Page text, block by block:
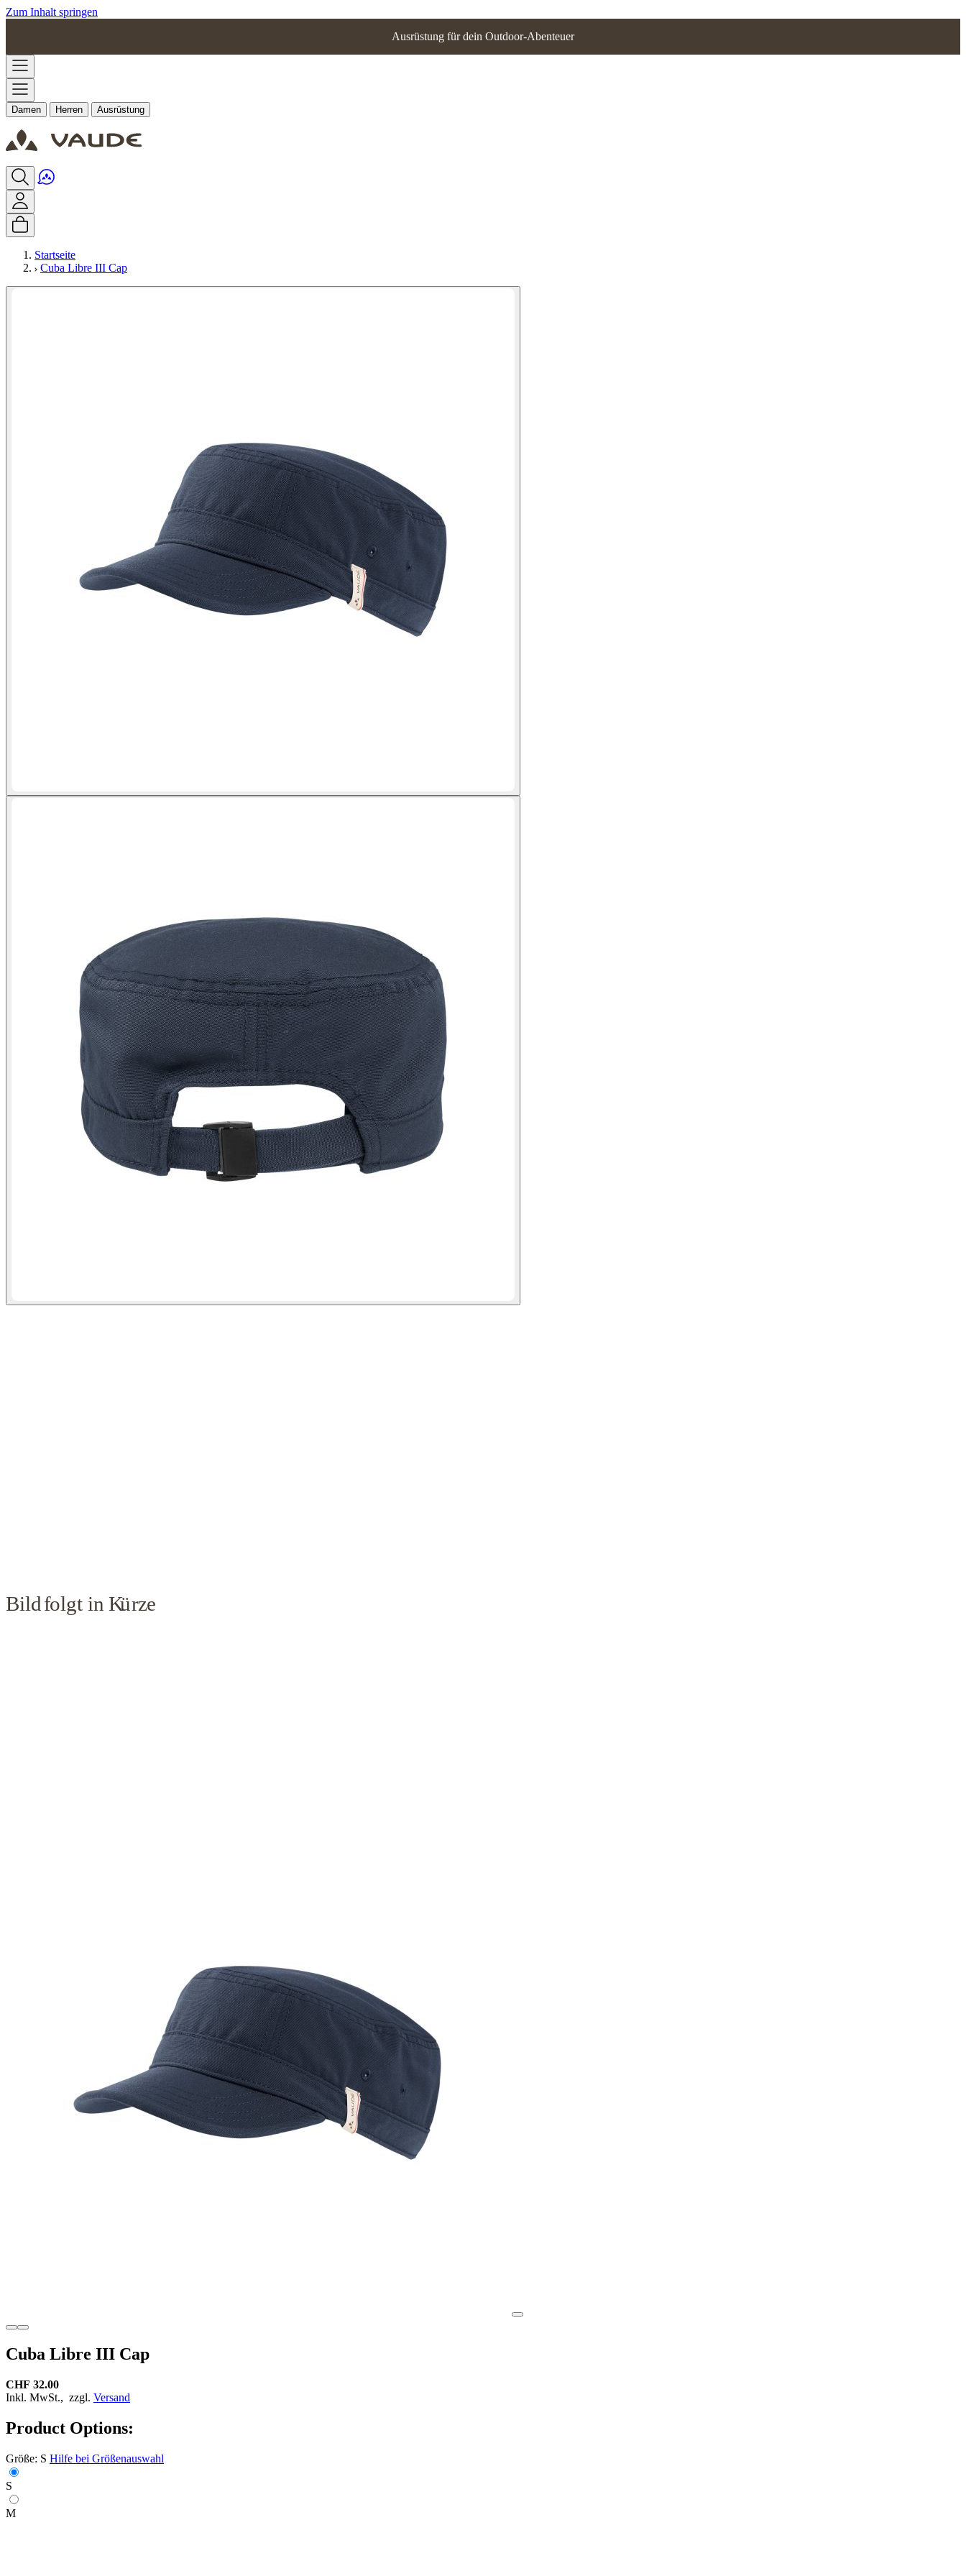
Zum Inhalt springen
Ausrüstung für dein Outdoor-Abenteuer
Damen Herren Ausrüstung
Startseite
Cuba Libre III Cap
Cuba Libre III Cap
CHF 32.00
Inkl. MwSt., zzgl. Versand
Product Options:
Größe: S Hilfe bei Größenauswahl
S
M